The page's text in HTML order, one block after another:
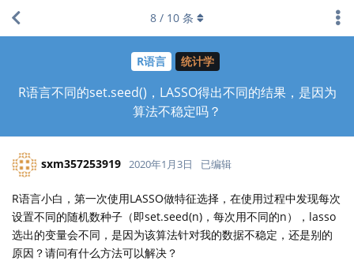
R语言 统计学
R语言不同的set.seed()，LASSO得出不同的结果，是因为
算法不稳定吗？
8 / 10 条
sxm357253919 2020年1月3日 已编辑
R语言小白，第一次使用LASSO做特征选择，在使用过程中发现每次
设置不同的随机数种子（即set.seed(n)，每次用不同的n），lasso
选出的变量会不同，是因为该算法针对我的数据不稳定，还是别的
原因？请问有什么方法可以解决？